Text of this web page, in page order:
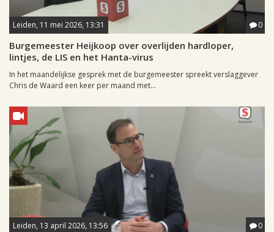
Leiden, 11 mei 2026, 13:31 0
Burgemeester Heijkoop over overlijden hardloper,
lintjes, de LIS en het Hanta-virus
In het maandelijkse gesprek met de burgemeester spreekt verslaggever
Chris de Waard een keer per maand met...
Leiden, 13 april 2026, 13:56 0